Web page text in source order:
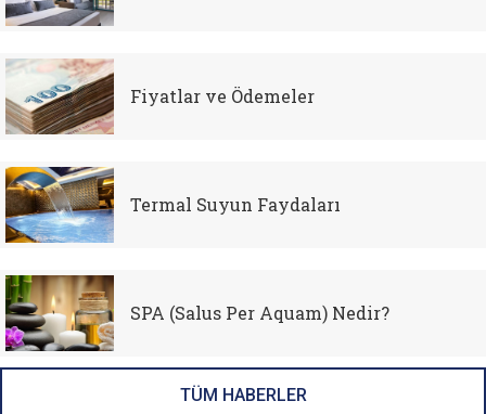
Fiyatlar ve Ödemeler
Termal Suyun Faydaları
SPA (Salus Per Aquam) Nedir?
TÜM HABERLER